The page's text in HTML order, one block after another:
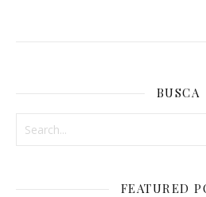
BUSCA
FEATURED